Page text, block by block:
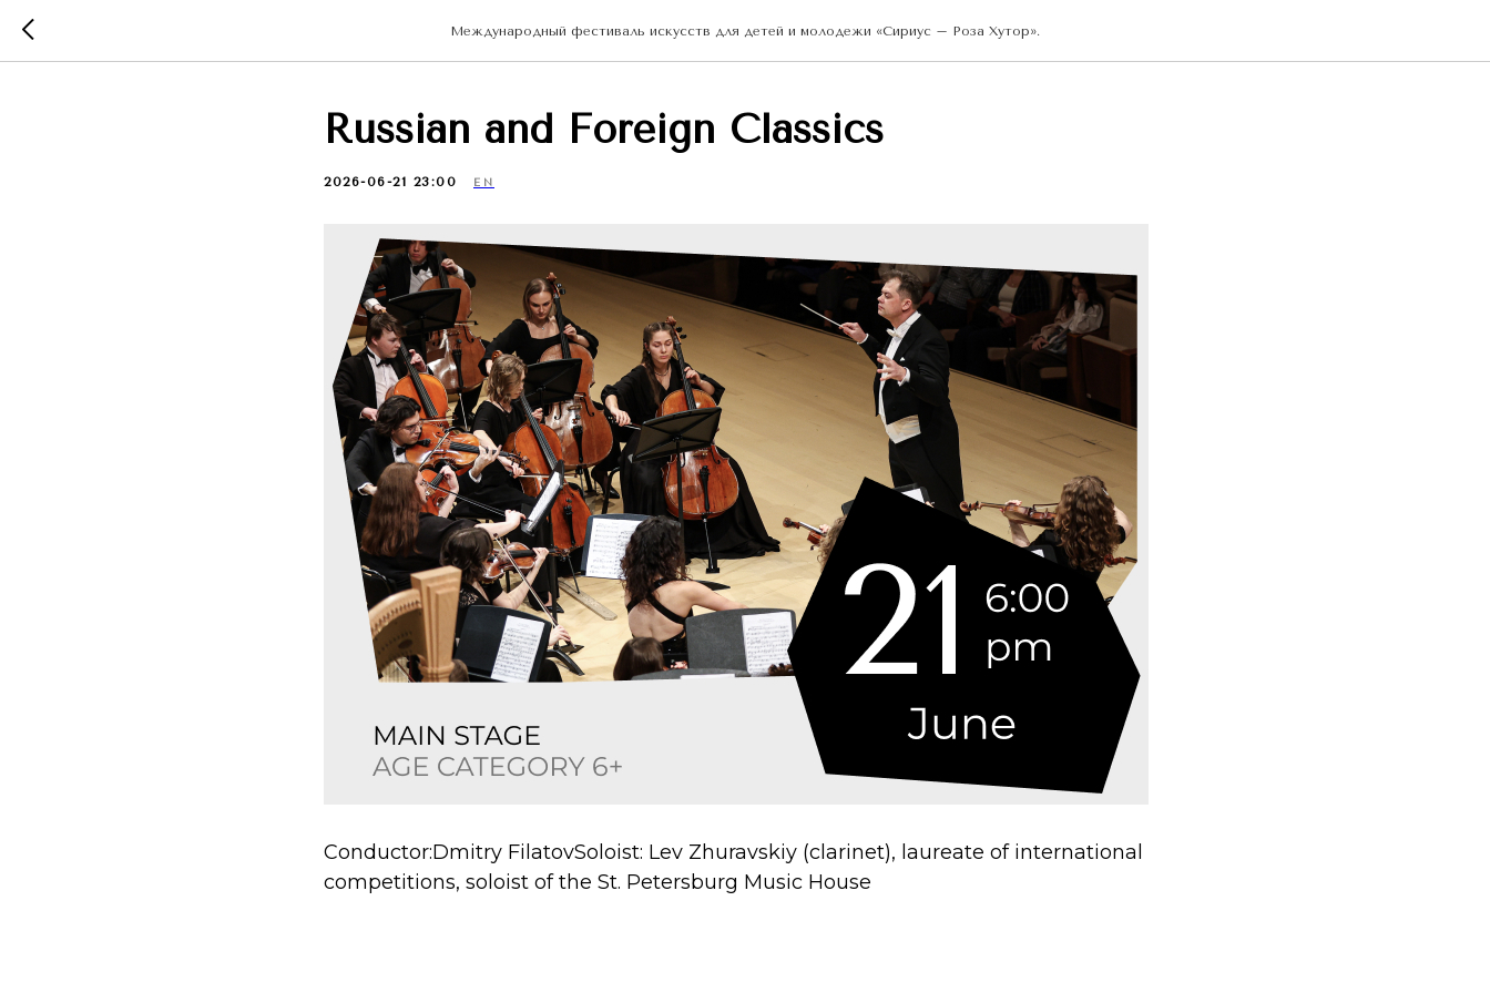
Международный фестиваль искусств для детей и молодежи «Сириус – Роза Хутор».
Russian and Foreign Classics
2026-06-21 23:00 EN
Conductor:Dmitry FilatovSoloist: Lev Zhuravskiy (clarinet), laureate of international
competitions, soloist of the St. Petersburg Music House